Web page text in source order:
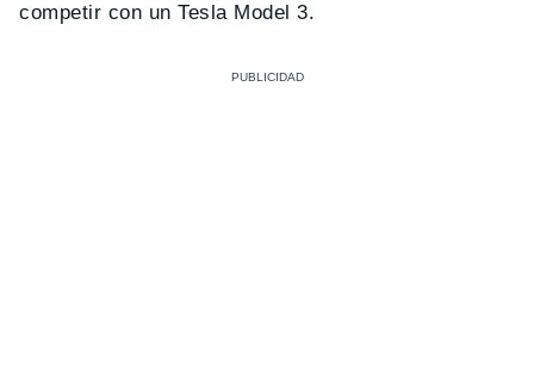
competir con un Tesla Model 3.